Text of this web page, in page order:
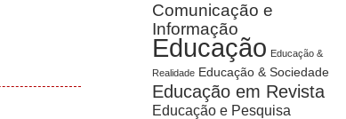
Comunicação e
Informação
Educação Educação &
Realidade Educação & Sociedade
Educação em Revista
Educação e Pesquisa